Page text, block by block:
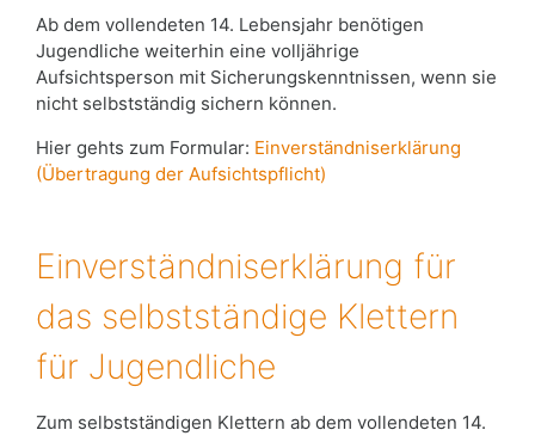
Ab dem vollendeten 14. Lebensjahr benötigen
Jugendliche weiterhin eine volljährige
Aufsichtsperson mit Sicherungskenntnissen, wenn sie
nicht selbstständig sichern können.
Hier gehts zum Formular: Einverständniserklärung
(Übertragung der Aufsichtspflicht)
Einverständniserklärung für
das selbstständige Klettern
für Jugendliche
Zum selbstständigen Klettern ab dem vollendeten 14.